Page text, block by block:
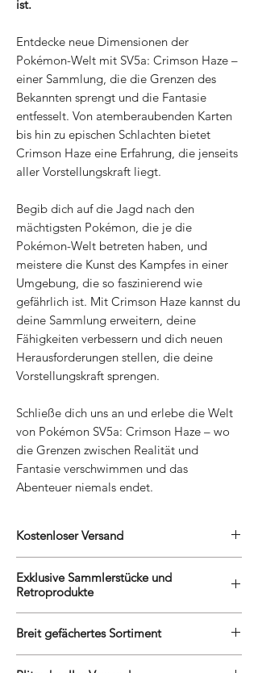
ist.
Entdecke neue Dimensionen der
Pokémon-Welt mit SV5a: Crimson Haze –
einer Sammlung, die die Grenzen des
Bekannten sprengt und die Fantasie
entfesselt. Von atemberaubenden Karten
bis hin zu epischen Schlachten bietet
Crimson Haze eine Erfahrung, die jenseits
aller Vorstellungskraft liegt.
Begib dich auf die Jagd nach den
mächtigsten Pokémon, die je die
Pokémon-Welt betreten haben, und
meistere die Kunst des Kampfes in einer
Umgebung, die so faszinierend wie
gefährlich ist. Mit Crimson Haze kannst du
deine Sammlung erweitern, deine
Fähigkeiten verbessern und dich neuen
Herausforderungen stellen, die deine
Vorstellungskraft sprengen.
Schließe dich uns an und erlebe die Welt
von Pokémon SV5a: Crimson Haze – wo
die Grenzen zwischen Realität und
Fantasie verschwimmen und das
Abenteuer niemals endet.
Kostenloser Versand
kostenlosem Versand. Egal, ob Du eine
grosse Sammlung erweiterst oder ein neues
Videospiel entdecken möchtest, Du kannst
Dich auf den kostenlosen Versand verlassen,
zu gestalten.
Exklusive Sammlerstücke und
Retroprodukte
exklusive Sammlerstücke und
Retroprodukte anzubieten, die man
Breit gefächertes Sortiment